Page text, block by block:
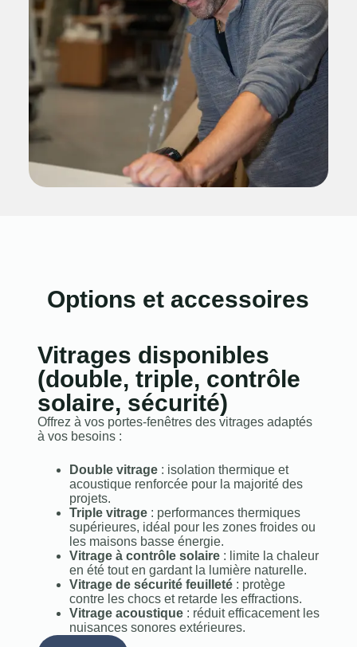
Options et accessoires
Vitrages disponibles
(double, triple, contrôle
solaire, sécurité)
Offrez à vos portes‑fenêtres des vitrages adaptés
à vos besoins :
Double vitrage: isolation thermique et
acoustique renforcée pour la majorité des
projets.
Triple vitrage: performances thermiques
supérieures, idéal pour les zones froides ou
les maisons basse énergie.
Vitrage à contrôle solaire: limite la chaleur
en été tout en gardant la lumière naturelle.
Vitrage de sécurité feuilleté: protège
contre les chocs et retarde les effractions.
Vitrage acoustique: réduit efficacement les
nuisances sonores extérieures.